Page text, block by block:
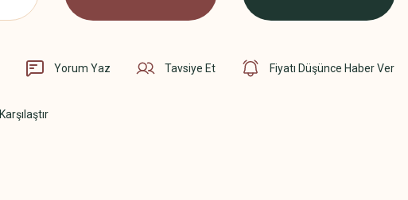
Yorum Yaz Tavsiye Et Fiyatı Düşünce Haber Ver
Karşılaştır